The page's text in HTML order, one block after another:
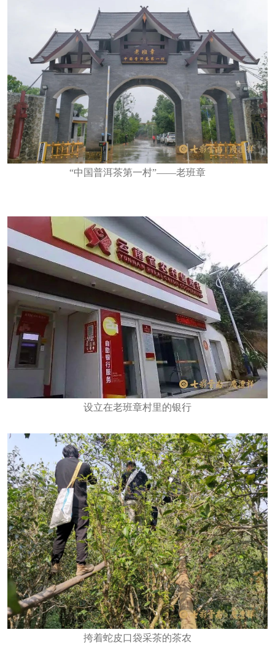
“中国普洱茶第一村”——老班章
设立在老班章村里的银行
挎着蛇皮口袋采茶的茶农